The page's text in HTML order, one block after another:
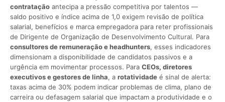
contratação antecipa a pressão competitiva por talentos —
saldo positivo e índice acima de 1,0 exigem revisão de política
salarial, benefícios e marca empregadora para reter profissionais
de Dirigente de Organização de Desenvolvimento Cultural. Para
consultores de remuneração e headhunters, esses indicadores
dimensionam a disponibilidade de candidatos passivos e a
urgência em movimentar processos. Para CEOs, diretores
executivos e gestores de linha, a rotatividade é sinal de alerta:
taxas acima de 30% podem indicar problemas de clima, plano de
carreira ou defasagem salarial que impactam a produtividade e o